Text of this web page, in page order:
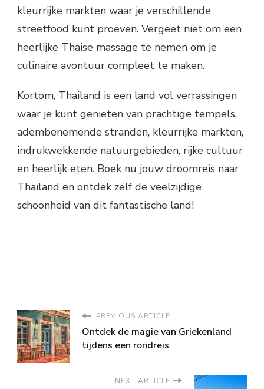
kleurrijke markten waar je verschillende
streetfood kunt proeven. Vergeet niet om een
heerlijke Thaise massage te nemen om je
culinaire avontuur compleet te maken.
Kortom, Thailand is een land vol verrassingen
waar je kunt genieten van prachtige tempels,
adembenemende stranden, kleurrijke markten,
indrukwekkende natuurgebieden, rijke cultuur
en heerlijk eten. Boek nu jouw droomreis naar
Thailand en ontdek zelf de veelzijdige
schoonheid van dit fantastische land!
PREVIOUS ARTICLE
Ontdek de magie van Griekenland
tijdens een rondreis
NEXT ARTICLE